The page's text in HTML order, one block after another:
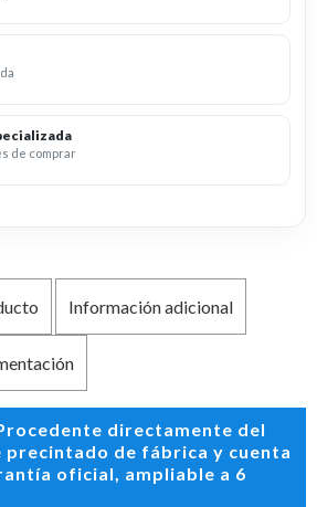
de comprar
Información adicional
directamente del
de fábrica y cuenta
oficial, ampliable a 6